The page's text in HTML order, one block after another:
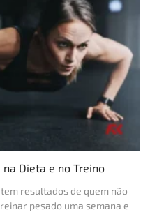
Dieta e no Treino
resultados de quem não
pesado uma semana e